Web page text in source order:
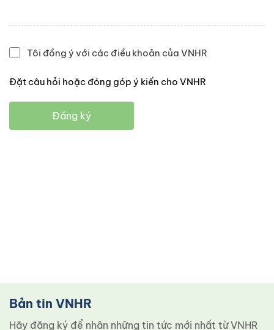
Tôi đồng ý với các điều khoản của VNHR
Đặt câu hỏi hoặc đóng góp ý kiến cho VNHR
Đăng ký
Bản tin VNHR
Hãy đăng ký để nhận những tin tức mới nhất từ ​​VNHR